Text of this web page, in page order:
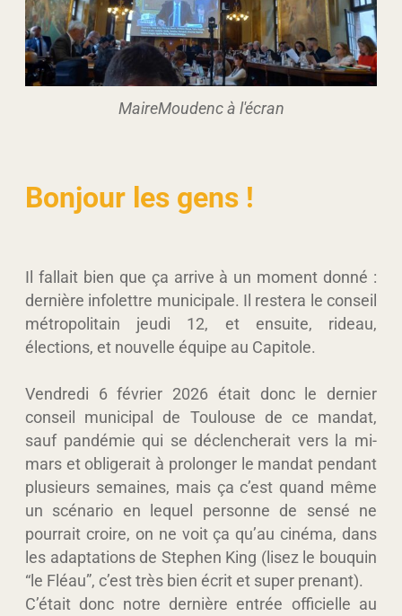
MaireMoudenc à l'écran
Bonjour les gens !
Il fallait bien que ça arrive à un moment donné :
dernière infolettre municipale. Il restera le conseil
métropolitain jeudi 12, et ensuite, rideau,
élections, et nouvelle équipe au Capitole.
Vendredi 6 février 2026 était donc le dernier
conseil municipal de Toulouse de ce mandat,
sauf pandémie qui se déclencherait vers la mi-
mars et obligerait à prolonger le mandat pendant
plusieurs semaines, mais ça c’est quand même
un scénario en lequel personne de sensé ne
pourrait croire, on ne voit ça qu’au cinéma, dans
les adaptations de Stephen King (lisez le bouquin
“le Fléau”, c’est très bien écrit et super prenant).
C’était donc notre dernière entrée officielle au